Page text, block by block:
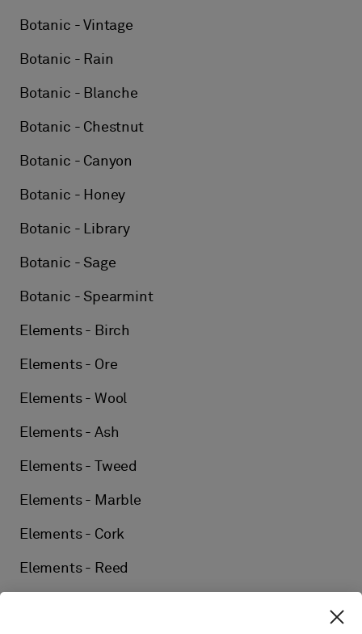
Botanic - Vintage
Botanic - Rain
Botanic - Blanche
Botanic - Chestnut
Botanic - Canyon
Botanic - Honey
Botanic - Library
Botanic - Sage
Botanic - Spearmint
Elements - Birch
Elements - Ore
Elements - Wool
Elements - Ash
Elements - Tweed
Elements - Marble
Elements - Cork
Elements - Reed